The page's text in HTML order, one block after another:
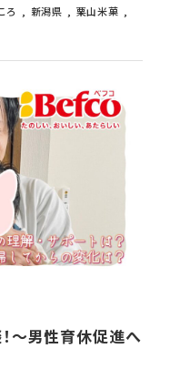
ろ 新潟県
栗山米菓
～男性育休促進へ